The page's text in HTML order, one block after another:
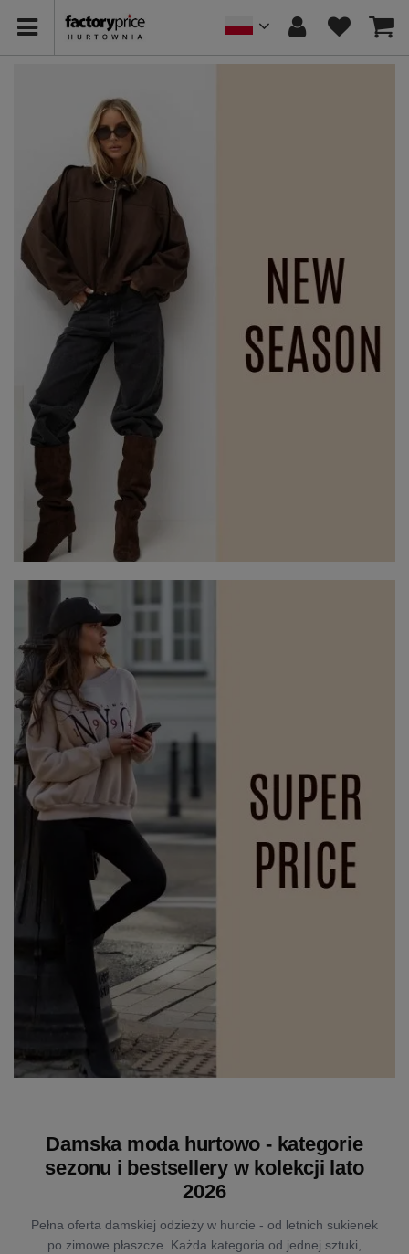
Damska moda hurtowo - kategorie
sezonu i bestsellery w kolekcji lato
2026
Pełna oferta damskiej odzieży w hurcie - od letnich sukienek
po zimowe płaszcze. Każda kategoria od jednej sztuki,